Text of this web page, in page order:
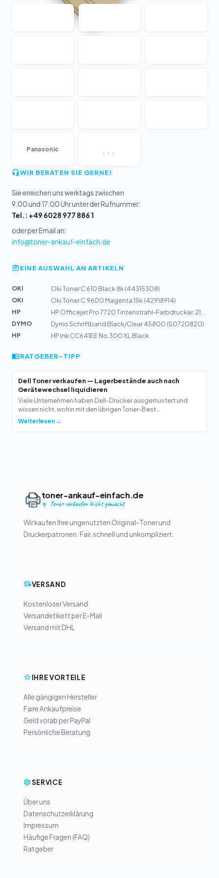
Panasonic ...
WIR BERATEN SIE GERNE!
Sie erreichen uns werktags zwischen
9:00 und 17:00 Uhr unter der Rufnummer:
Tel.: +49 6028 977 886 1
oder per Email an:
info@toner-ankauf-einfach.de
EINE AUSWAHL AN ARTIKELN
OKI
Oki Toner C 610 Black 8k (44315308)
OKI
Oki Toner C 9600 Magenta 15k (42918914)
HP
DYMO
Dymo Schriftband Black/Clear 45800 (S0720820)
HP
HP Ink CC641EE No.300 XL Black
RATGEBER-TIPP
Dell Toner verkaufen — Lagerbestände auch nach
Gerätewechsel liquidieren
Viele Unternehmen haben Dell-Drucker ausgemustert und
wissen nicht, wohin mit den übrigen Toner-Best...
Weiterlesen →
toner-ankauf-einfach.de
Toner verkaufen leicht gemacht
Wir kaufen Ihre ungenutzten Original-Toner und
Druckerpatronen. Fair, schnell und unkompliziert.
VERSAND
Kostenloser Versand
Versandetikett per E-Mail
Versand mit DHL
IHRE VORTEILE
Alle gängigen Hersteller
Faire Ankaufpreise
Geld vorab per PayPal
Persönliche Beratung
SERVICE
Über uns
Datenschutzerklärung
Impressum
Häufige Fragen (FAQ)
Ratgeber